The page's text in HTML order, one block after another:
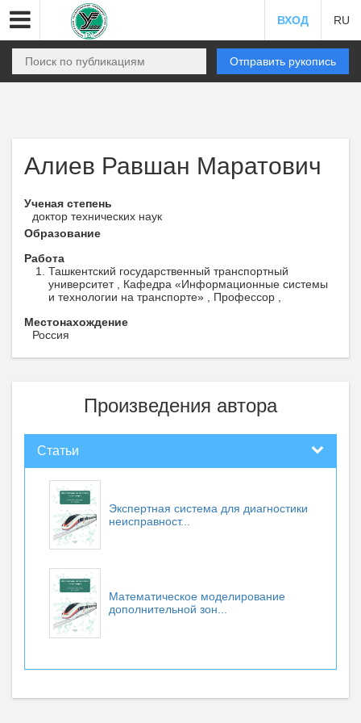
ВХОД RU
Отправить рукопись
Алиев Равшан Маратович
Ученая степень
доктор технических наук
Образование
Работа
Ташкентский государственный транспортный
университет , Кафедра «Информационные системы
и технологии на транспорте» , Профессор ,
Местонахождение
Россия
Произведения автора
Статьи
Экспертная система для диагностики
неисправност...
Математическое моделирование
дополнительной зон...